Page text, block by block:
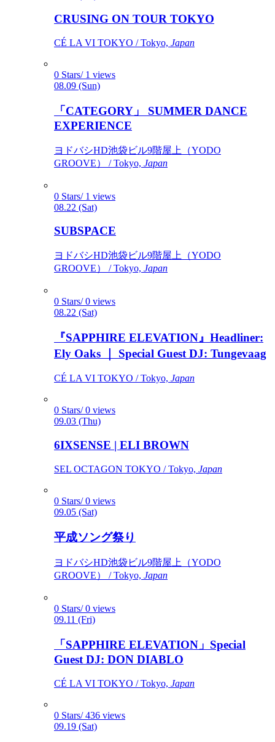
CRUSING ON TOUR TOKYO
CÉ LA VI TOKYO / Tokyo, Japan
0 Stars/ 1 views
08.09 (Sun)
「CATEGORY」 SUMMER DANCE
EXPERIENCE
ヨドバシHD池袋ビル9階屋上（YODO
GROOVE） / Tokyo, Japan
0 Stars/ 1 views
08.22 (Sat)
SUBSPACE
ヨドバシHD池袋ビル9階屋上（YODO
GROOVE） / Tokyo, Japan
0 Stars/ 0 views
08.22 (Sat)
『SAPPHIRE ELEVATION』Headliner:
Ely Oaks ｜ Special Guest DJ: Tungevaag
CÉ LA VI TOKYO / Tokyo, Japan
0 Stars/ 0 views
09.03 (Thu)
6IXSENSE | ELI BROWN
SEL OCTAGON TOKYO / Tokyo, Japan
0 Stars/ 0 views
09.05 (Sat)
平成ソング祭り
ヨドバシHD池袋ビル9階屋上（YODO
GROOVE） / Tokyo, Japan
0 Stars/ 0 views
09.11 (Fri)
「SAPPHIRE ELEVATION」Special
Guest DJ: DON DIABLO
CÉ LA VI TOKYO / Tokyo, Japan
0 Stars/ 436 views
09.19 (Sat)